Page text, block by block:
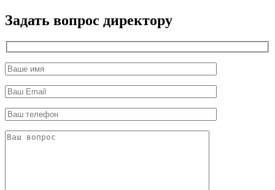
Задать вопрос директору